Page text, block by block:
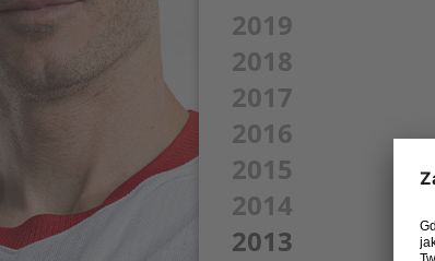
2019
2018
2017
2016
2015
2014
2013